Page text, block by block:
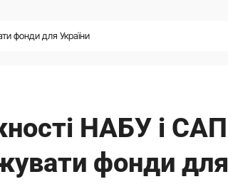
фонди для України
НАБУ і САП
фонди для